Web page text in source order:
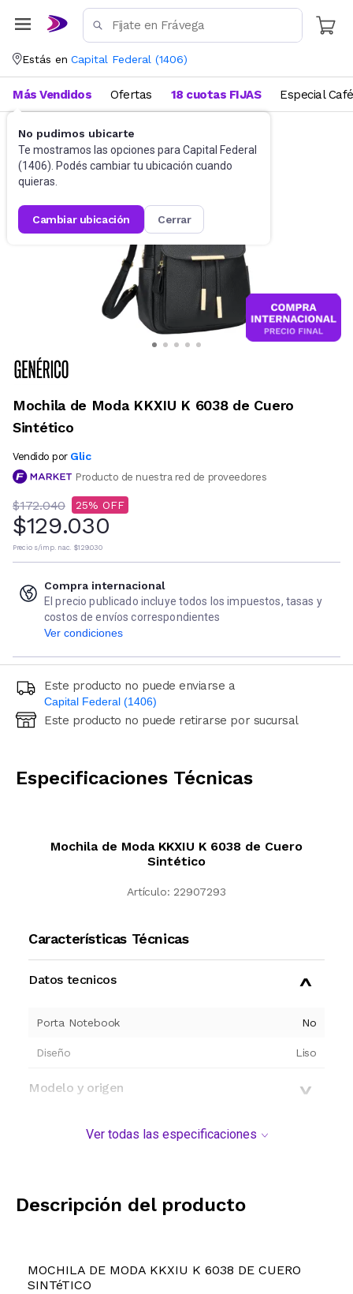
Estás en Capital Federal (1406)
No pudimos ubicarte
Te mostramos las opciones para Capital Federal
(1406). Podés cambiar tu ubicación cuando
quieras.
cambiar ubicación cerrar
Más Vendidos Ofertas 18 cuotas FIJAS Especial Café
Mochilas Mochilas urbanas
Mochila de Moda KKXIU K 6038 de Cuero
Sintético
Vendido por Glic
Producto de nuestra red de proveedores
$172.040 25
$129.030
Precio s/imp. nac. $129.030
Compra internacional
El precio publicado incluye todos los impuestos, tasas y
costos de envíos correspondientes
Ver condiciones
Este producto no puede enviarse a
Capital Federal (1406)
Ingresá código postal (sólo números)
Este producto no puede retirarse por sucursal
Especificaciones Técnicas
Mochila de Moda KKXIU K 6038 de Cuero
Sintético
Artículo: 22907293
Características Técnicas
Datos tecnicos
Porta Notebook No
Diseño Liso
Modelo y origen
Ver todas las especificaciones
Descripción del producto
MOCHILA DE MODA KKXIU K 6038 DE CUERO
SINTéTICO